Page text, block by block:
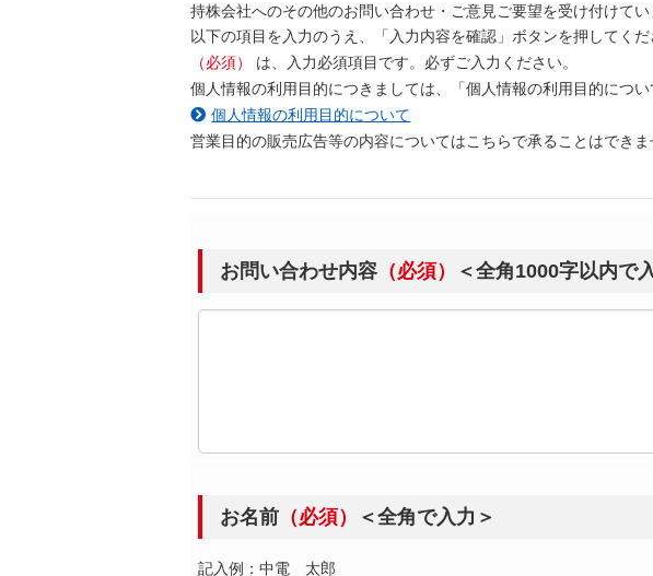
持株会社へのその他のお問い合わせ・ご意見ご要望を受け付けてい
以下の項目を入力のうえ、「入力内容を確認」ボタンを押してくだ
（必須）
は、入力必須項目です。必ずご入力ください。
個人情報の利用目的につきましては、「個人情報の利用目的につい
個人情報の利用目的について
営業目的の販売広告等の内容についてはこちらで承ることはできま
お問い合わせ内容（必須） ＜全角1000字以内で
お名前（必須） ＜全角で入力＞
記入例：中電 太郎